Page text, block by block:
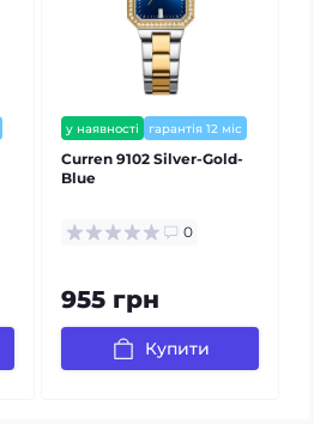
у наявності
гарантія 12 міс
залишилось мало
Curren 9102 Silver-Gold-
Blue
0
955 грн
Купити